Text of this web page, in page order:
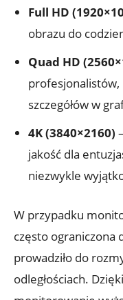
Full HD
obrazu do
Quad HD
szczegółów w
4K (3840×2160)
jakość dla
niezwykle
W przypadku
często ograniczona
prowadziło do
odległościach.